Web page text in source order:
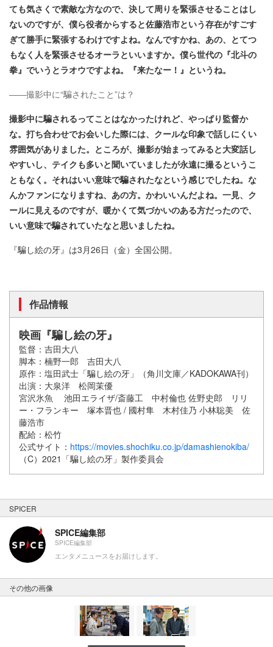
ても気さくで素敵な方なので、決して周りを緊張させることはし
ないのですが、僕ら役者からすると佐藤浩市という存在がすごす
ぎて勝手に緊張するわけですよね。なんですかね、あの、とてつ
もなく人を緊張させるオーラといいますか。僕ら世代の『北斗の
拳』でいうとラオウですよね。『来たなー！』というね。
――撮影中に“騙されたこと”は？
撮影中に騙されるってことはなかったけれど、やっぱり監督か
な。打ち合わせでお会いした際には、クールな印象で話しにくい
雰囲気がありました。ところが、撮影が始まってみると大変話し
やすいし、テイクも多いと聞いていましたが永遠に撮るというこ
ともなく。それはいい意味で騙されたなという感じでしたね。な
んかファンになりますね、あの方。かわいいんだよね。一見、ク
ールに見えるのですが、暖かくて気づかいのある方だったので、
いい意味で騙されていたなと思いましたね。
『騙し絵の牙』は3月26日（金）全国公開。
作品情報
映画『騙し絵の牙』
監督：吉田大八
脚本：楠野一郎 吉田大八
原作：塩田武士「騙し絵の牙」（角川文庫／KADOKAWA刊）
出演：大泉洋 松岡茉優
宮沢氷魚 池田エライザ/斎藤工 中村倫也 佐野史郎 リリ
ー・フランキー 塚本晋也 / 國村隼 木村佳乃 小林聡美 佐
藤浩市
配給：松竹
公式サイト： https://movies.shochiku.co.jp/damashienokiba/
（C）2021「騙し絵の牙」製作委員会
SPICER
SPICE編集部
SPICE編集部
エンタメニュースをお届けします。
その他の画像